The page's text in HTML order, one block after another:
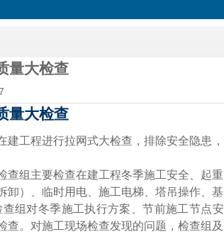
量大检查
量大检查
工程进行拉网式大检查，排除安全隐患，
查组主要检查在建工程冬季施工安全、起重
卸）、临时用电、施工电梯、塔吊操作、基
组对冬季施工执行方案、节前施工节点安
。对施工现场检查发现的问题，检查组及